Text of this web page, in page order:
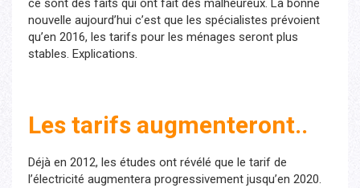
ce sont des faits qui ont fait des malheureux. La bonne
nouvelle aujourd’hui c’est que les spécialistes prévoient
qu’en 2016, les tarifs pour les ménages seront plus
stables. Explications.
Les tarifs augmenteront..
Déjà en 2012, les études ont révélé que le tarif de
l’électricité augmentera progressivement jusqu’en 2020.